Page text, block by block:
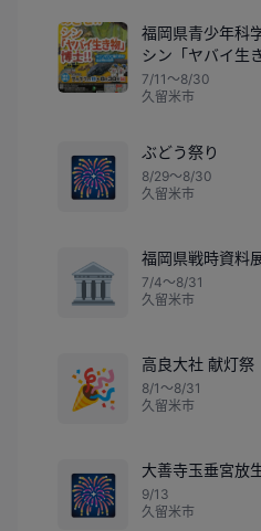
福岡県青少年科
シン「ヤバイ生
ど魅力的な生き
7/11〜8/30
久留米市
🎆
ぶどう祭り
8/29〜8/30
久留米市
🏛️
福岡県戦時資料
7/4〜8/31
久留米市
🎉
高良大社 献灯祭
8/1〜8/31
久留米市
🎆
大善寺玉垂宮放
9/13
久留米市